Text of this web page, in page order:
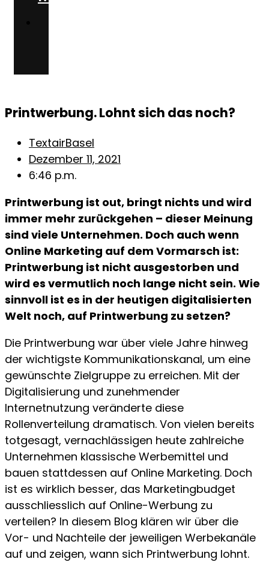
Printwerbung. Lohnt sich das noch?
TextairBasel
Dezember 11, 2021
6:46 p.m.
Printwerbung ist out, bringt nichts und wird
immer mehr zurückgehen – dieser Meinung
sind viele Unternehmen. Doch auch wenn
Online Marketing auf dem Vormarsch ist:
Printwerbung ist nicht ausgestorben und
wird es vermutlich noch lange nicht sein. Wie
sinnvoll ist es in der heutigen digitalisierten
Welt noch, auf Printwerbung zu setzen?
Die Printwerbung war über viele Jahre hinweg
der wichtigste Kommunikationskanal, um eine
gewünschte Zielgruppe zu erreichen. Mit der
Digitalisierung und zunehmender
Internetnutzung veränderte diese
Rollenverteilung dramatisch. Von vielen bereits
totgesagt, vernachlässigen heute zahlreiche
Unternehmen klassische Werbemittel und
bauen stattdessen auf Online Marketing. Doch
ist es wirklich besser, das Marketingbudget
ausschliesslich auf Online-Werbung zu
verteilen? In diesem Blog klären wir über die
Vor- und Nachteile der jeweiligen Werbekanäle
auf und zeigen, wann sich Printwerbung lohnt.